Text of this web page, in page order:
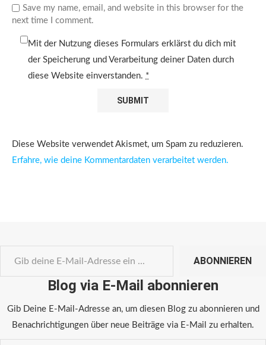
Save my name, email, and website in this browser for the
next time I comment.
Mit der Nutzung dieses Formulars erklärst du dich mit
der Speicherung und Verarbeitung deiner Daten durch
diese Website einverstanden. *
Diese Website verwendet Akismet, um Spam zu reduzieren.
Erfahre, wie deine Kommentardaten verarbeitet werden.
ABONNIEREN
Blog via E-Mail abonnieren
Gib Deine E-Mail-Adresse an, um diesen Blog zu abonnieren und
Benachrichtigungen über neue Beiträge via E-Mail zu erhalten.